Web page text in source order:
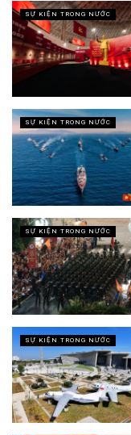
SỰ KIỆN TRONG NƯỚC
SỰ KIỆN TRONG NƯỚC
SỰ KIỆN TRONG NƯỚC
SỰ KIỆN TRONG NƯỚC